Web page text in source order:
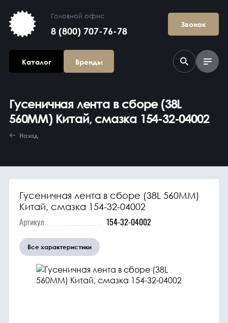
Головной офис
8 (800) 707-76-78
Звонок
Каталог Бренды
Агрегаты в
сборе
Гидравлика и
ГСМ
Гусеничная лента в сборе (38L
560MM) Китай, смазка 154-32-04002
Назад
Гусеничная лента в сборе (38L 560MM)
Китай, смазка 154-32-04002
Артикул 154-32-04002
Все характеристики